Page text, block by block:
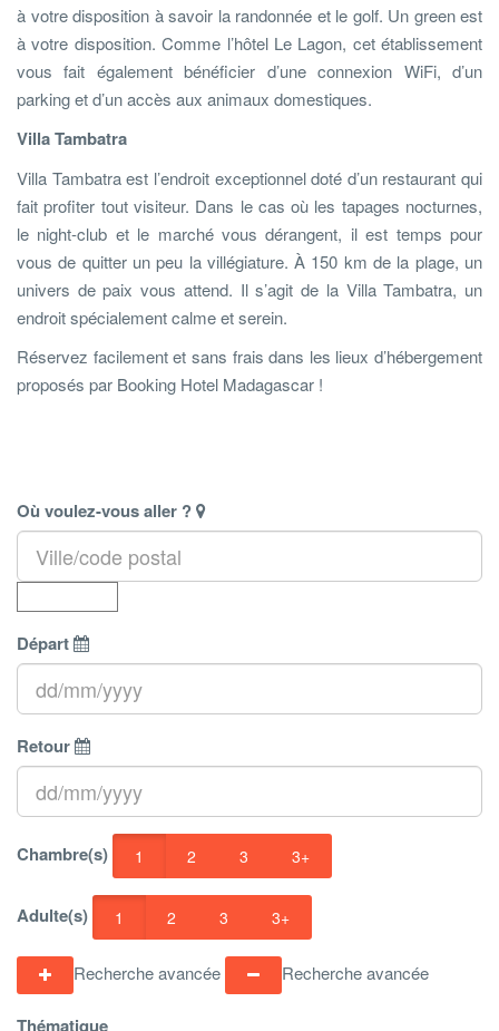
à votre disposition à savoir la randonnée et le golf. Un green est
à votre disposition. Comme l’hôtel Le Lagon, cet établissement
vous fait également bénéficier d’une connexion WiFi, d’un
parking et d’un accès aux animaux domestiques.
Villa Tambatra
Villa Tambatra est l’endroit exceptionnel doté d’un restaurant qui
fait profiter tout visiteur. Dans le cas où les tapages nocturnes,
le night-club et le marché vous dérangent, il est temps pour
vous de quitter un peu la villégiature. À 150 km de la plage, un
univers de paix vous attend. Il s’agit de la Villa Tambatra, un
endroit spécialement calme et serein.
Réservez facilement et sans frais dans les lieux d’hébergement
proposés par Booking Hotel Madagascar !
Où voulez-vous aller ?
Départ
Retour
Chambre(s) 1 2 3 3+
Adulte(s) 1 2 3 3+
Recherche avancée Recherche avancée
Thématique